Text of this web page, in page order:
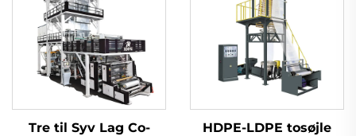
Tre til Syv Lag Co-
HDPE-LDPE tosøjle